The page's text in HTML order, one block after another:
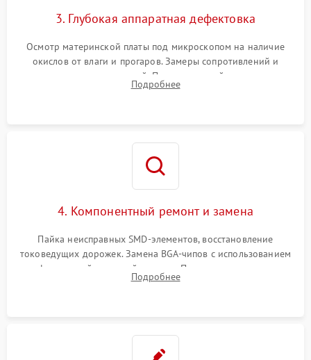
3. Глубокая аппаратная дефектовка
Осмотр материнской платы под микроскопом на наличие
окислов от влаги и прогаров. Замеры сопротивлений и
дежурных напряжений. Проверка цепей питания,
мультиконтроллера, процессора и видеочипа.
Подробнее
4. Компонентный ремонт и замена
Пайка неисправных SMD-элементов, восстановление
токоведущих дорожек. Замена BGA-чипов с использованием
инфракрасной паяльной станции. Прошивка микросхемы
BIOS или замена поврежденных портов USB
Подробнее